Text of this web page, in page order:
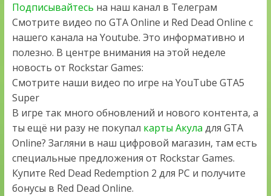
Подписывайтесь на наш канал в Телеграм
Смотрите видео по GTA Online и Red Dead Online с
нашего канала на Youtube. Это информативно и
полезно. В центре внимания на этой неделе
новость от Rockstar Games:
Смотрите наши видео по игре на YouTube GTA5
Super
В игре так много обновлений и нового контента, а
ты ещё ни разу не покупал карты Акула для GTA
Online? Загляни в наш цифровой магазин, там есть
специальные предложения от Rockstar Games.
Купите Red Dead Redemption 2 для PC и получите
бонусы в Red Dead Online.